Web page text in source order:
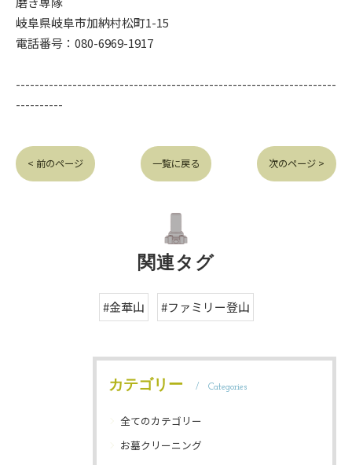
岐阜県岐阜市加納村松町1-15
電話番号：080-6969-1917
--------------------------------------------------------------------
----------
< 前のページ 一覧に戻る 次のページ >
関連タグ
#金華山 #ファミリー登山
カテゴリー Categories
全てのカテゴリー
お墓クリーニング